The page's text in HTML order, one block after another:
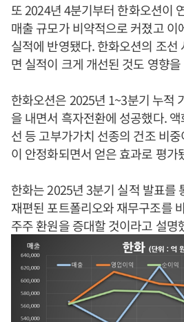
또 2024년 4분기부터 한화오션이
매출 규모가 비약적으로 커졌고 이
실적에 반영됐다. 한화오션의 조선
면 실적이 크게 개선된 것도 영향
한화오션은 2025년 1~3분기 누적
을 내면서 흑자전환에 성공했다.
선 등 고부가가치 선종의 건조 비
이 안정화되면서 얻은 효과로 평가
한화는 2025년 3분기 실적 발표를
재편된 포트폴리오와 재무구조를
주주 환원을 증대할 것이라고 설명